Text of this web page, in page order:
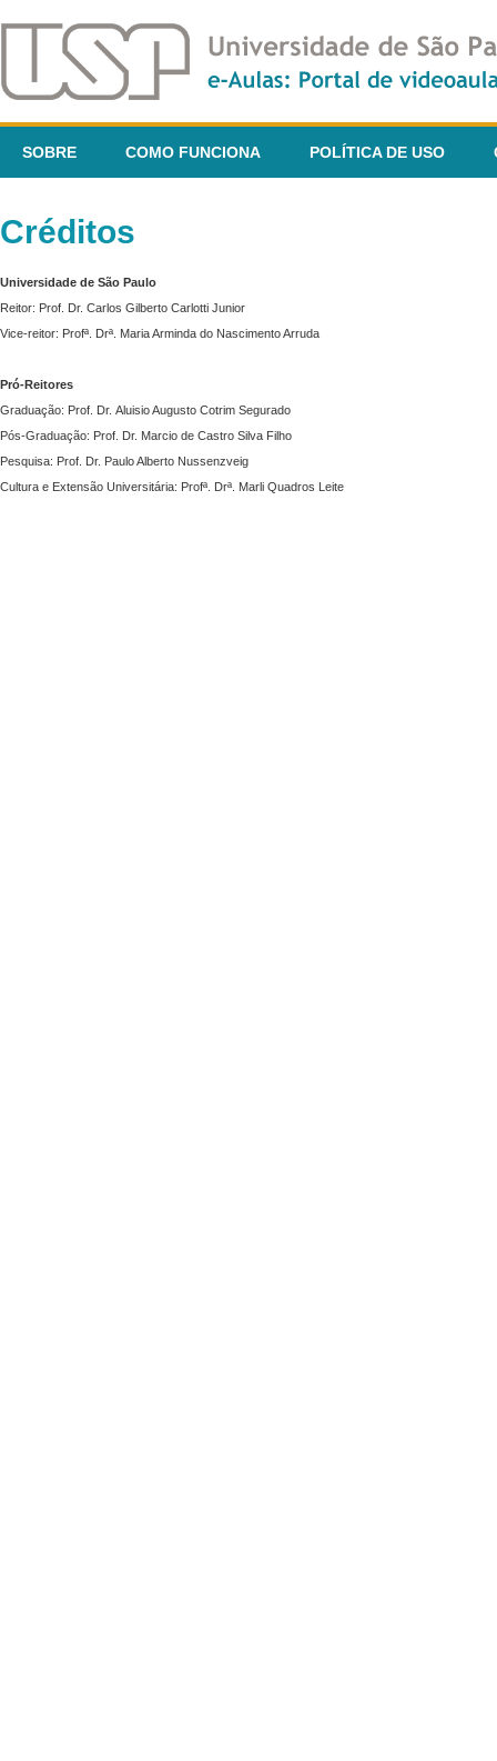
SOBRE COMO FUNCIONA POLÍTICA DE USO
Créditos
Universidade de São Paulo
Reitor: Prof. Dr. Carlos Gilberto Carlotti Junior
Vice-reitor: Profª. Drª. Maria Arminda do Nascimento Arruda
Pró-Reitores
Graduação: Prof. Dr. Aluisio Augusto Cotrim Segurado
Pós-Graduação: Prof. Dr. Marcio de Castro Silva Filho
Pesquisa: Prof. Dr. Paulo Alberto Nussenzveig
Cultura e Extensão Universitária: Profª. Drª. Marli Quadros Leite